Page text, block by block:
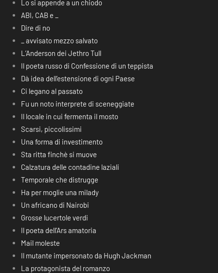
Lo si appende a un chiodo
ABI, CAB e _
Dire di no
_ avvisato mezzo salvato
L’Anderson dei Jethro Tull
Il poeta russo di Confessione di un teppista
Dà idea dell’estensione di ogni Paese
Ci legano al passato
Fu un noto interprete di sceneggiate
Il locale in cui fermenta il mosto
Scarsi, piccolissimi
Una forma di investimento
Sta ritta finchè si muove
Calzatura delle contadine laziali
Temporale che distrugge
Ha per moglie una milady
Un africano di Nairobi
Grosse lucertole verdi
Il poeta dell’Ars amatoria
Mail moleste
Il mutante impersonato da Hugh Jackman
La protagonista del romanzo